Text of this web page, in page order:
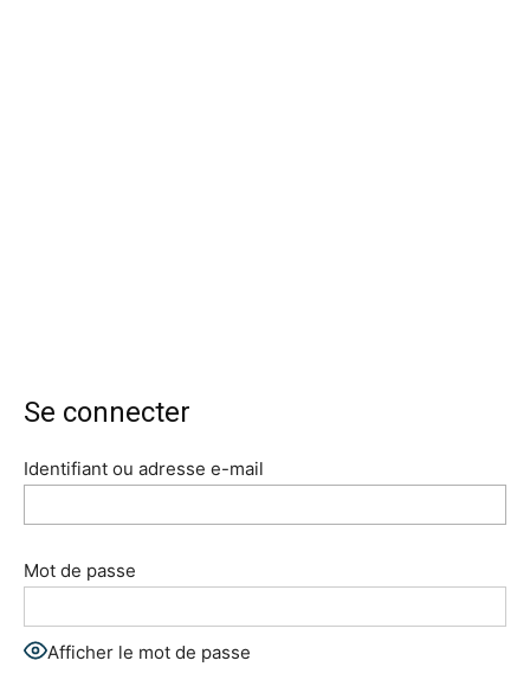
Se connecter
Identifiant ou adresse e-mail
Mot de passe
Afficher le mot de passe